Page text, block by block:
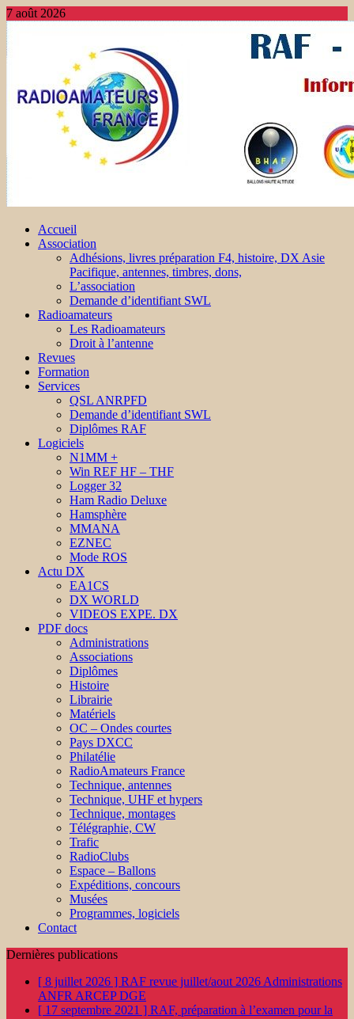
7 août 2026
Accueil
Association
Adhésions, livres préparation F4, histoire, DX Asie
Pacifique, antennes, timbres, dons,
L’association
Demande d’identifiant SWL
Radioamateurs
Les Radioamateurs
Droit à l’antenne
Revues
Formation
Services
QSL ANRPFD
Demande d’identifiant SWL
Diplômes RAF
Logiciels
N1MM +
Win REF HF – THF
Logger 32
Ham Radio Deluxe
Hamsphère
MMANA
EZNEC
Mode ROS
Actu DX
EA1CS
DX WORLD
VIDEOS EXPE. DX
PDF docs
Administrations
Associations
Diplômes
Histoire
Librairie
Matériels
OC – Ondes courtes
Pays DXCC
Philatélie
RadioAmateurs France
Technique, antennes
Technique, UHF et hypers
Technique, montages
Télégraphie, CW
Trafic
RadioClubs
Espace – Ballons
Expéditions, concours
Musées
Programmes, logiciels
Contact
Dernières publications
[ 8 juillet 2026 ] RAF revue juillet/aout 2026 Administrations
ANFR ARCEP DGE
[ 17 septembre 2021 ] RAF, préparation à l’examen pour la